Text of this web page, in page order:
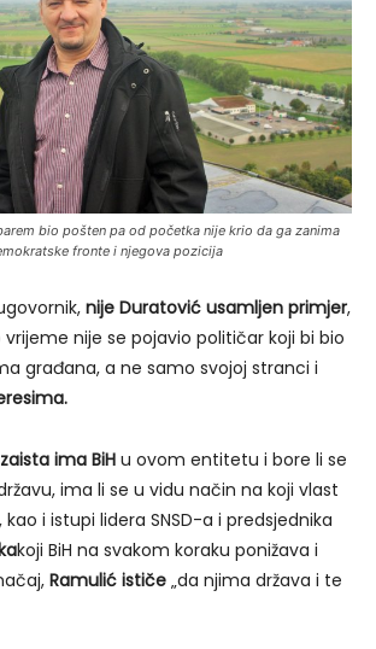
bio pošten pa od početka nije krio da ga zanima
fronte i njegova pozicija
nije Duratović usamljen primjer,
nije se pojavio političar koji bi bio
građana, a ne samo svojoj stranci i
ima BiH u ovom entitetu i bore li se
ima li se u vidu način na koji vlast
kao i istupi lidera SNSD-a i predsjednika
koji BiH na svakom koraku ponižava i
Ramulić ističe „da njima država i te